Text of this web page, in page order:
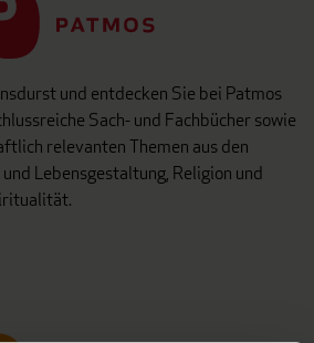
und entdecken Sie bei Patmos
Sach- und Fachbücher sowie
relevanten Themen aus den
Lebensgestaltung, Religion und